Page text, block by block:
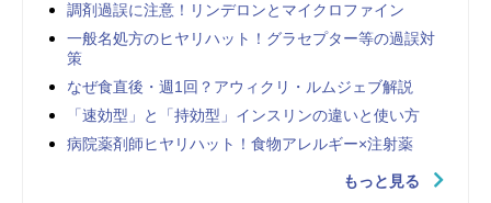
調剤過誤に注意！リンデロンとマイクロファイン
一般名処方のヒヤリハット！グラセプター等の過誤対
策
なぜ食直後・週1回？アウィクリ・ルムジェブ解説
「速効型」と「持効型」インスリンの違いと使い方
病院薬剤師ヒヤリハット！食物アレルギー×注射薬
もっと見る